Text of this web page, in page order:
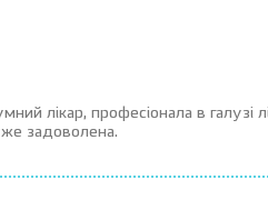
лікар, професіонала в галузі
задоволена.